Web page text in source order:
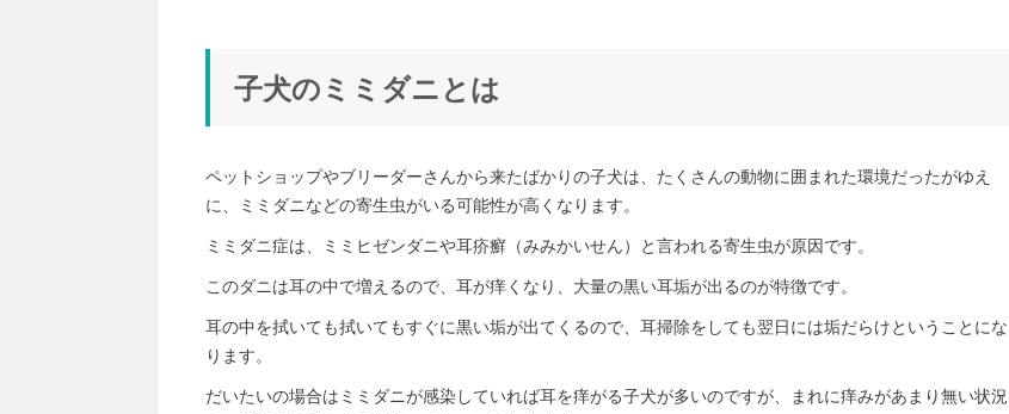
子犬のミミダニとは
ペットショップやブリーダーさんから来たばかりの子犬は、たくさんの動物に囲まれた環境だったがゆえ
に、ミミダニなどの寄生虫がいる可能性が高くなります。
ミミダニ症は、ミミヒゼンダニや耳疥癬（みみかいせん）と言われる寄生虫が原因です。
このダニは耳の中で増えるので、耳が痒くなり、大量の黒い耳垢が出るのが特徴です。
耳の中を拭いても拭いてもすぐに黒い垢が出てくるので、耳掃除をしても翌日には垢だらけということにな
ります。
だいたいの場合はミミダニが感染していれば耳を痒がる子犬が多いのですが、まれに痒みがあまり無い状況